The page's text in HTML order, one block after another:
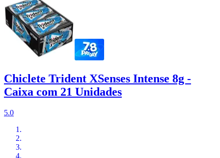
Chiclete Trident XSenses Intense 8g -
Caixa com 21 Unidades
5.0